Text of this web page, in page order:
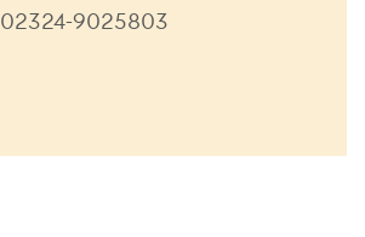
02324-9025803